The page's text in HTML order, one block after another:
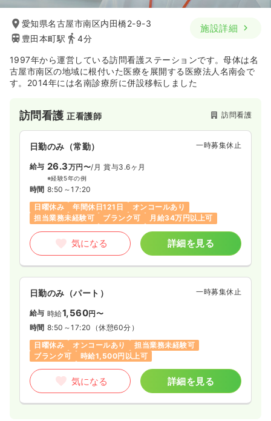
愛知県名古屋市南区内田橋2-9-3
豊田本町駅
4分
施設詳細
1997年から運営している訪問看護ステーションです。母体は名
古屋市南区の地域に根付いた医療を展開する医療法人名南会で
す。2014年には名南診療所に併設移転しました
訪問看護正看護師 訪問看護
日勤のみ（常勤） 一時募集休止
給与 26.3万円〜/月 賞与3.6ヶ月
※経験5年の例
時間 8:50～17:20
日曜休み
年間休日121日
オンコールあり
担当業務未経験可
ブランク可 月給34万円以上可
気になる 詳細を見る
日勤のみ（パート） 一時募集休止
給与 時給1,560円〜
時間 8:50～17:20 （休憩60分）
日曜休み
オンコールあり
担当業務未経験可
ブランク可
時給1,500円以上可
気になる 詳細を見る